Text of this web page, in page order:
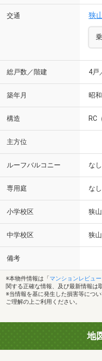
交通 狭
総戸数／階建 4戸
築年月 昭
構造 RC
主方位
ルーフバルコニー なし
専用庭 なし
小学校区 狭
中学校区 狭
備考
※本物件情報は「 マンションレビュー
関する正確な情報、及び最新情報は
※当情報を基に発生した損害等につ
ご理解の上ご利用ください。
地